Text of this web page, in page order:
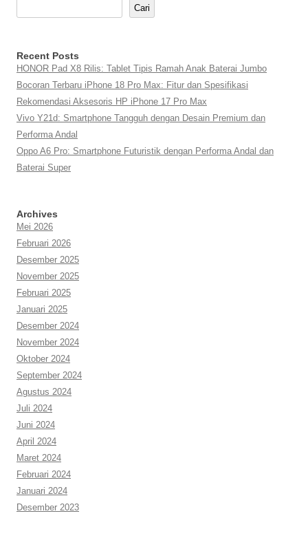
Cari
Recent Posts
HONOR Pad X8 Rilis: Tablet Tipis Ramah Anak Baterai Jumbo
Bocoran Terbaru iPhone 18 Pro Max: Fitur dan Spesifikasi
Rekomendasi Aksesoris HP iPhone 17 Pro Max
Vivo Y21d: Smartphone Tangguh dengan Desain Premium dan
Performa Andal
Oppo A6 Pro: Smartphone Futuristik dengan Performa Andal dan
Baterai Super
Archives
Mei 2026
Februari 2026
Desember 2025
November 2025
Februari 2025
Januari 2025
Desember 2024
November 2024
Oktober 2024
September 2024
Agustus 2024
Juli 2024
Juni 2024
April 2024
Maret 2024
Februari 2024
Januari 2024
Desember 2023